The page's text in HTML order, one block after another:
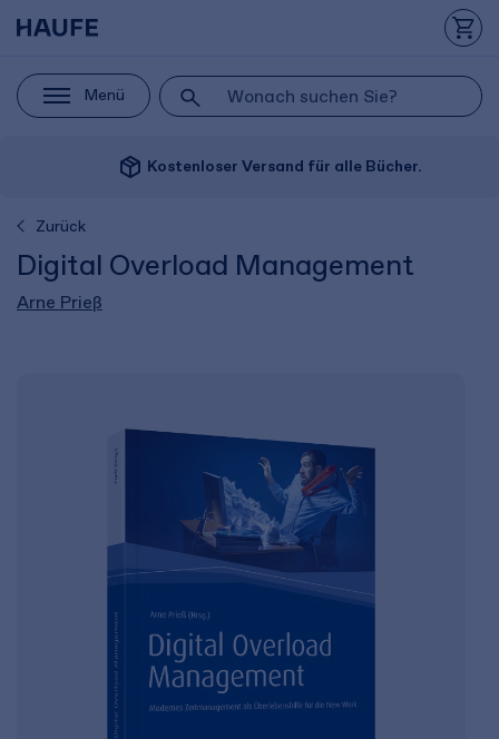
Menü
package_2 Kostenloser Versand für alle Bücher.
Zurück
Digital Overload Management
Arne Prieß